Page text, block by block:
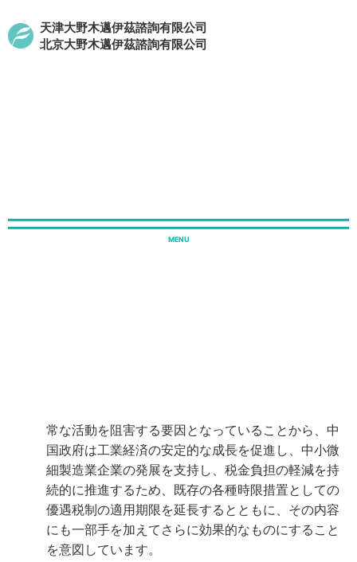
天津大野木邁伊茲諮詢有限公司
北京大野木邁伊茲諮詢有限公司
常な活動を阻害する要因となっていることから、中
国政府は工業経済の安定的な成長を促進し、中小微
細製造業企業の発展を支持し、税金負担の軽減を持
続的に推進するため、既存の各種時限措置としての
優遇税制の適用期限を延長するとともに、その内容
にも一部手を加えてさらに効果的なものにすること
を意図しています。